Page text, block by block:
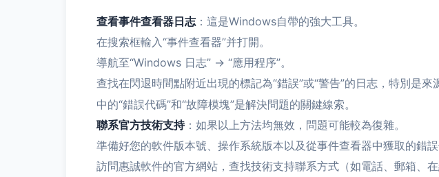
查看事件查看器日志：這是Windows自帶的強大工具。
在搜索框輸入“事件查看器”并打開。
導航至“Windows 日志” -> “應用程序”。
查找在閃退時間點附近出現的標記為“錯誤”或“警告”的日志，特別是
中的“錯誤代碼”和“故障模塊”是解決問題的關鍵線索。
聯系官方技術支持：如果以上方法均無效，問題可能較為復雜。
準備好您的軟件版本號、操作系統版本以及從事件查看器中獲取的錯誤
訪問惠誠軟件的官方網站，查找技術支持聯系方式（如電話、郵箱、在